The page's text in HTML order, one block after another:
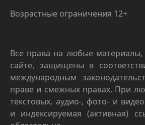
Возрастные ограничения 12+
Все права на любые
сайте, защищены в
международным
праве и смежных правах. При
текстовых, аудио-, фото- и
и индексируемая (активная)